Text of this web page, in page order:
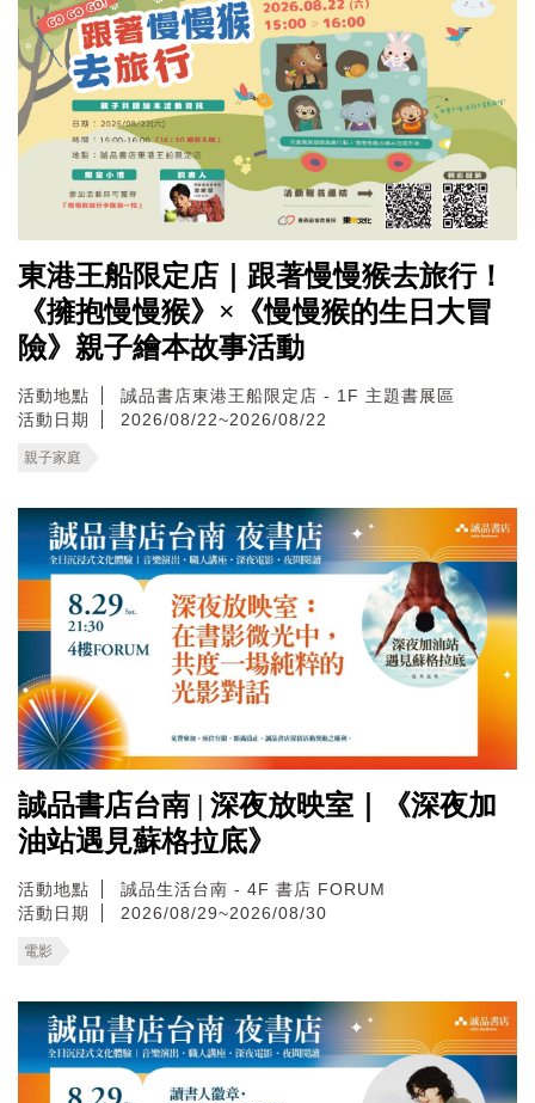
東港王船限定店｜跟著慢慢猴去旅行！
《擁抱慢慢猴》×《慢慢猴的生日大冒
險》親子繪本故事活動
活動地點
誠品書店東港王船限定店 - 1F 主題書展區
活動日期
2026/08/22~2026/08/22
親子家庭
誠品書店台南 | 深夜放映室｜《深夜加
油站遇見蘇格拉底》
活動地點
誠品生活台南 - 4F 書店 FORUM
活動日期
2026/08/29~2026/08/30
電影